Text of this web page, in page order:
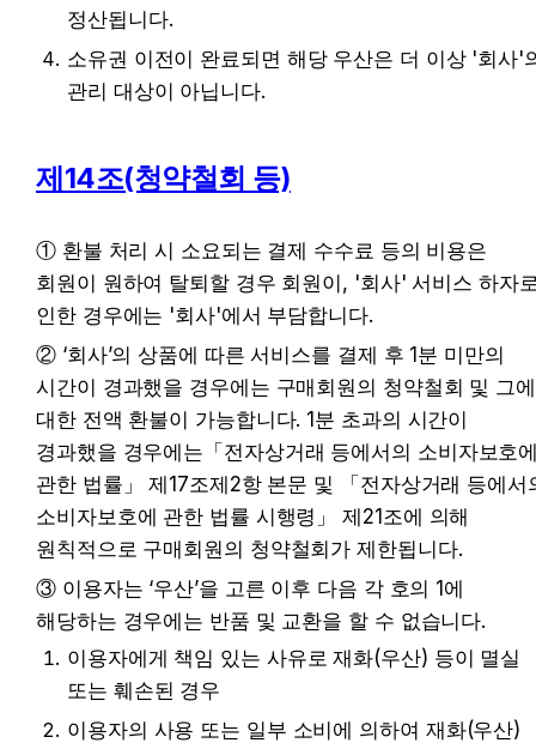
정산됩니다.
소유권 이전이 완료되면 해당 우산은 더 이상 '회사'
관리 대상이 아닙니다.
제14조(청약철회 등)
① 환불 처리 시 소요되는 결제 수수료 등의 비용은
회원이 원하여 탈퇴할 경우 회원이, '회사' 서비스 하자
인한 경우에는 '회사'에서 부담합니다.
② ‘회사’의 상품에 따른 서비스를 결제 후 1분 미만의
시간이 경과했을 경우에는 구매회원의 청약철회 및 그에
대한 전액 환불이 가능합니다. 1분 초과의 시간이
경과했을 경우에는「전자상거래 등에서의 소비자보호
관한 법률」 제17조제2항 본문 및 「전자상거래 등에서
소비자보호에 관한 법률 시행령」 제21조에 의해
원칙적으로 구매회원의 청약철회가 제한됩니다.
③ 이용자는 ‘우산’을 고른 이후 다음 각 호의 1에
해당하는 경우에는 반품 및 교환을 할 수 없습니다.
이용자에게 책임 있는 사유로 재화(우산) 등이 멸실
또는 훼손된 경우
이용자의 사용 또는 일부 소비에 의하여 재화(우산)